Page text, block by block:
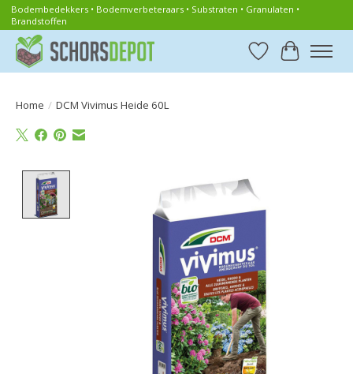
Bodembedekkers • Bodemverbeteraars • Substraten • Granulaten •
Brandstoffen
Verlanglijst
Home / DCM Vivimus Heide 60L
Product image slideshow Items